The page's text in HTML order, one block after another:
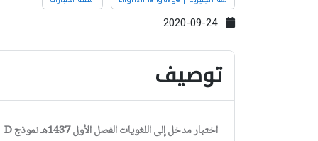
2020-09-24
توصيف
اختبار مدخل إلى اللغويات الفصل الأول 1437هـ نموذج D